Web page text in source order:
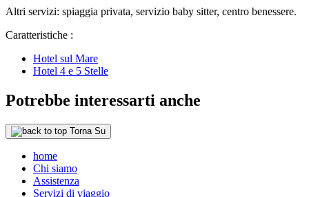
Altri servizi: spiaggia privata, servizio baby sitter, centro benessere.
Caratteristiche :
Hotel sul Mare
Hotel 4 e 5 Stelle
Potrebbe interessarti anche
Torna Su
home
Chi siamo
Assistenza
Servizi di viaggio